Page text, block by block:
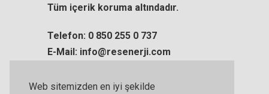
Web sitemizden en iyi şekilde
Tüm içerik koruma altındadır.
Telefon: 0 850 255 0 737
E-Mail: info@resenerji.com